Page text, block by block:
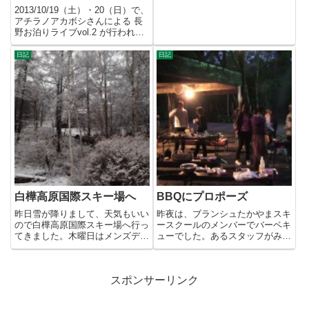
2013/10/19（土）・20（日）で、
アチラノアカボシさんによる 長
野お泊りライブvol.2 が行われま
した。→ フ...
日記
白樺高原国際スキー場へ
昨日雪が降りまして、天気もいい
ので白樺高原国際スキー場へ行っ
てきました。木曜日はメンズデー
で1000円なんです。 ←これ...
日記
BBQにプロポーズ
昨夜は、ブランシュたかやまスキ
ースクールのメンバーでバーベキ
ューでした。あるスタッフがみん
なの前でプロポーズするという
スポンサーリンク